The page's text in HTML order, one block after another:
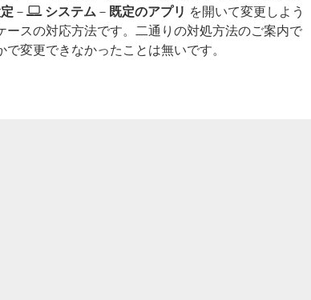
－ システム － 既定のアプリ を開いて変更しよう
ースの対応方法です。二通りの対処方法のご案内で
変更できなかったことは無いです。